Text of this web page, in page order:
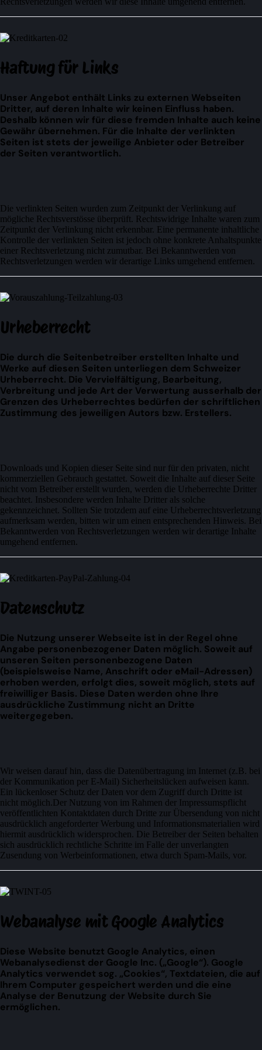
Haftung für Links
Unser Angebot enthält Links zu externen Webseiten
Dritter, auf deren Inhalte wir keinen Einfluss haben.
Deshalb können wir für diese fremden Inhalte auch keine
Gewähr übernehmen. Für die Inhalte der verlinkten
Seiten ist stets der jeweilige Anbieter oder Betreiber
der Seiten verantwortlich.
Die verlinkten Seiten wurden zum Zeitpunkt der Verlinkung auf
mögliche Rechtsverstösse überprüft. Rechtswidrige Inhalte waren zum
Zeitpunkt der Verlinkung nicht erkennbar. Eine permanente inhaltliche
Kontrolle der verlinkten Seiten ist jedoch ohne konkrete Anhaltspunkte
einer Rechtsverletzung nicht zumutbar. Bei Bekanntwerden von
Rechtsverletzungen werden wir derartige Links umgehend entfernen.
Urheberrecht
Die durch die Seitenbetreiber erstellten Inhalte und
Werke auf diesen Seiten unterliegen dem Schweizer
Urheberrecht. Die Vervielfältigung, Bearbeitung,
Verbreitung und jede Art der Verwertung ausserhalb der
Grenzen des Urheberrechtes bedürfen der schriftlichen
Zustimmung des jeweiligen Autors bzw. Erstellers.
Downloads und Kopien dieser Seite sind nur für den privaten, nicht
kommerziellen Gebrauch gestattet. Soweit die Inhalte auf dieser Seite
nicht vom Betreiber erstellt wurden, werden die Urheberrechte Dritter
beachtet. Insbesondere werden Inhalte Dritter als solche
gekennzeichnet. Sollten Sie trotzdem auf eine Urheberrechtsverletzung
aufmerksam werden, bitten wir um einen entsprechenden Hinweis. Bei
Bekanntwerden von Rechtsverletzungen werden wir derartige Inhalte
umgehend entfernen.
Datenschutz
Die Nutzung unserer Webseite ist in der Regel ohne
Angabe personenbezogener Daten möglich. Soweit auf
unseren Seiten personenbezogene Daten
(beispielsweise Name, Anschrift oder eMail-Adressen)
erhoben werden, erfolgt dies, soweit möglich, stets auf
freiwilliger Basis. Diese Daten werden ohne Ihre
ausdrückliche Zustimmung nicht an Dritte
weitergegeben.
Wir weisen darauf hin, dass die Datenübertragung im Internet (z.B. bei
der Kommunikation per E-Mail) Sicherheitslücken aufweisen kann.
Ein lückenloser Schutz der Daten vor dem Zugriff durch Dritte ist
nicht möglich.Der Nutzung von im Rahmen der Impressumspflicht
veröffentlichten Kontaktdaten durch Dritte zur Übersendung von nicht
ausdrücklich angeforderter Werbung und Informationsmaterialien wird
hiermit ausdrücklich widersprochen. Die Betreiber der Seiten behalten
sich ausdrücklich rechtliche Schritte im Falle der unverlangten
Zusendung von Werbeinformationen, etwa durch Spam-Mails, vor.
Webanalyse mit Google Analytics
Diese Website benutzt Google Analytics, einen
Webanalysedienst der Google Inc. („Google“). Google
Analytics verwendet sog. „Cookies“, Textdateien, die auf
Ihrem Computer gespeichert werden und die eine
Analyse der Benutzung der Website durch Sie
ermöglichen.